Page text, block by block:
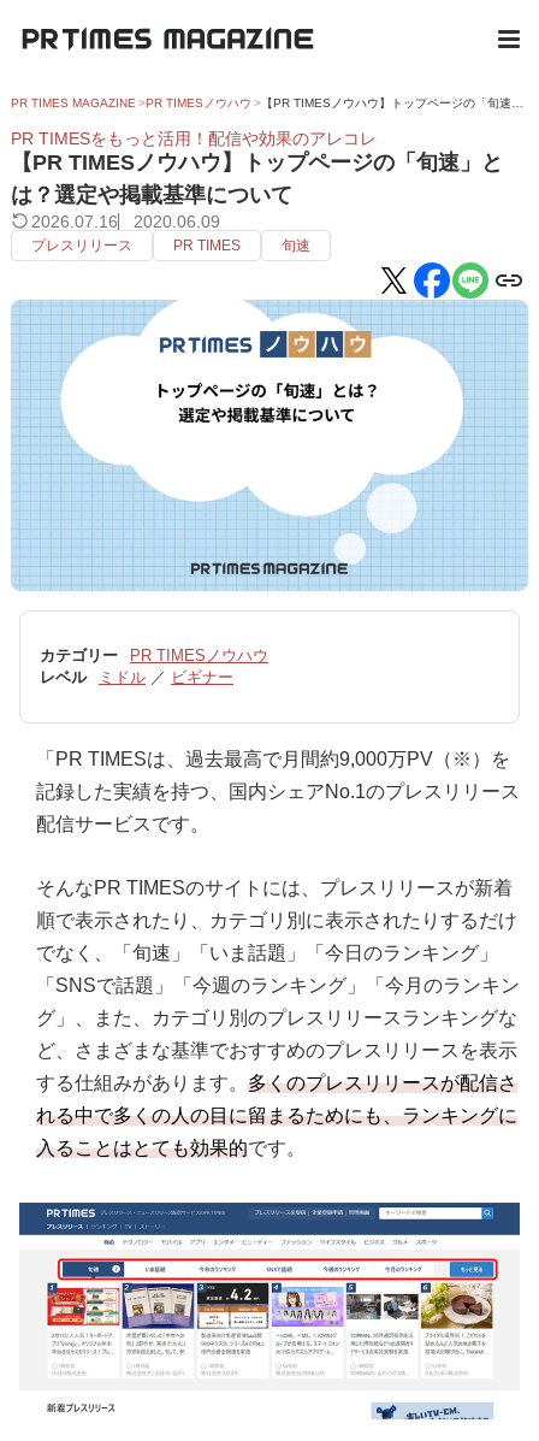
PR TIMES MAGAZINE PR TIMESノウハウ
PR TIMESをもっと活用！配信や効果のアレコレ
【PR TIMESノウハウ】トップページの「旬速」と
は？選定や掲載基準について
2026.07.16 2020.06.09
プレスリリース PR TIMES 旬速
カテゴリー
PR TIMESノウハウ
レベル
ミドル ／ ビギナー
「PR TIMESは、過去最高で月間約9,000万PV（※）を
記録した実績を持つ、国内シェアNo.1のプレスリリース
配信サービスです。
そんなPR TIMESのサイトには、プレスリリースが新着
順で表示されたり、カテゴリ別に表示されたりするだけ
でなく、「旬速」「いま話題」「今日のランキング」
「SNSで話題」「今週のランキング」「今月のランキン
グ」、また、カテゴリ別のプレスリリースランキングな
ど、さまざまな基準でおすすめのプレスリリースを表示
する仕組みがあります。 多くのプレスリリースが配信さ
れる中で多くの人の目に留まるためにも、ランキングに
入ることはとても効果的です。